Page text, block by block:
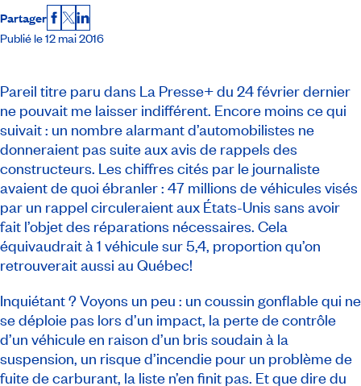
Partager Facebook
X LinkedIn
Publié le 12 mai 2016
Pareil titre paru dans La Presse+ du 24 février dernier
ne pouvait me laisser indifférent. Encore moins ce qui
suivait : un nombre alarmant d’automobilistes ne
donneraient pas suite aux avis de rappels des
constructeurs. Les chiffres cités par le journaliste
avaient de quoi ébranler : 47 millions de véhicules visés
par un rappel circuleraient aux États-Unis sans avoir
fait l’objet des réparations nécessaires. Cela
équivaudrait à 1 véhicule sur 5,4, proportion qu’on
retrouverait aussi au Québec!
Inquiétant ? Voyons un peu : un coussin gonflable qui ne
se déploie pas lors d’un impact, la perte de contrôle
d’un véhicule en raison d’un bris soudain à la
suspension, un risque d’incendie pour un problème de
fuite de carburant, la liste n’en finit pas. Et que dire du